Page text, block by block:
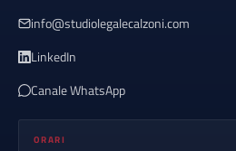
info@studiolegalecalzoni.com
LinkedIn
Canale WhatsApp
ORARI